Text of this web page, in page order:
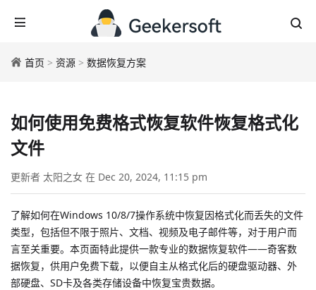
首页 > 资源 > 数据恢复方案
如何使用免费格式恢复软件恢复格式化
文件
更新者 太阳之女 在 Dec 20, 2024, 11:15 pm
了解如何在Windows 10/8/7操作系统中恢复因格式化而丢失的文件
类型，包括但不限于照片、文档、视频及电子邮件等，对于用户而
言至关重要。本页面特此提供一款专业的数据恢复软件——奇客数
据恢复，供用户免费下载，以便自主从格式化后的硬盘驱动器、外
部硬盘、SD卡及各类存储设备中恢复宝贵数据。